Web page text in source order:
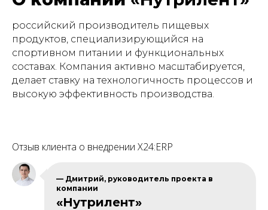
российский производитель пищевых
продуктов, специализирующийся на
спортивном питании и функциональных
составах. Компания активно масштабируется,
делает ставку на технологичность процессов и
высокую эффективность производства.
Отзыв клиента о внедрении X24:ERP
— Дмитрий, руководитель проекта в
компании
«Нутрилент»